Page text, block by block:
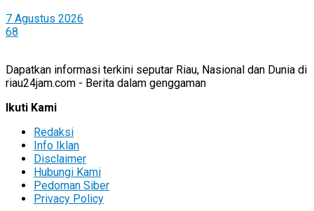
7 Agustus 2026
68
Dapatkan informasi terkini seputar Riau, Nasional dan Dunia di
riau24jam.com - Berita dalam genggaman
Ikuti Kami
Redaksi
Info Iklan
Disclaimer
Hubungi Kami
Pedoman Siber
Privacy Policy